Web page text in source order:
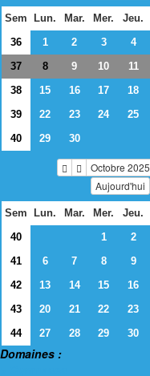
Sem Lun. Mar. Mer. Jeu.
36
1 2 3 4
37
8 9 10 11
38
15 16 17 18
39
22 23 24 25
40
29 30
Octobre 2025
Aujourd'hui
Sem Lun. Mar. Mer. Jeu.
40
1 2
41
6 7 8 9
42
13 14 15 16
43
20 21 22 23
44
27 28 29 30
Domaines :